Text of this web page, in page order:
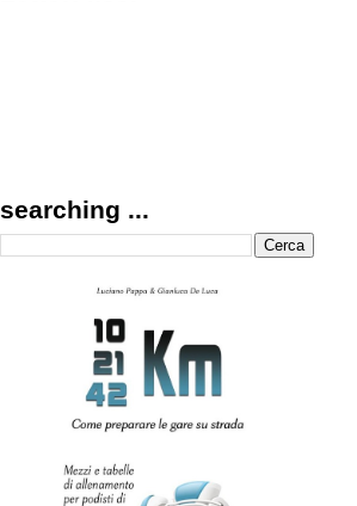
searching ...